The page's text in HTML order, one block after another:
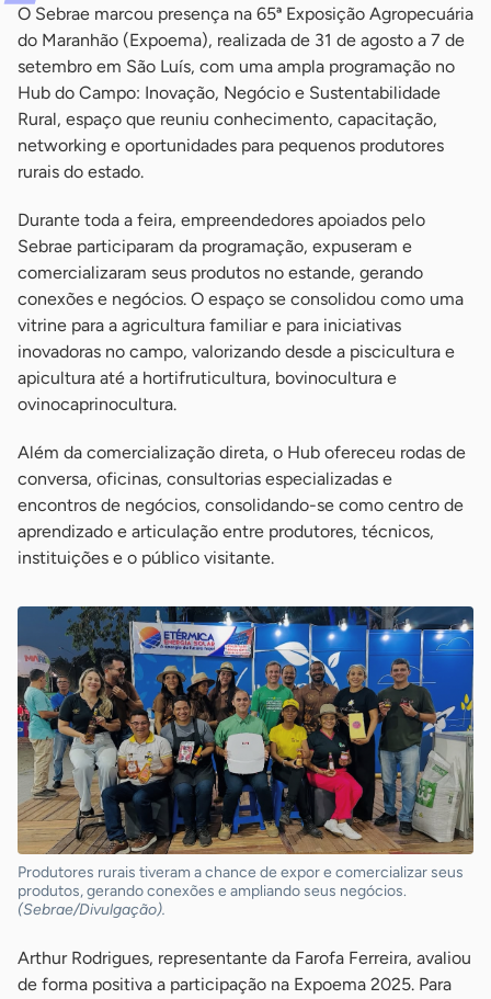
O Sebrae marcou presença na 65ª Exposição Agropecuária
do Maranhão (Expoema), realizada de 31 de agosto a 7 de
setembro em São Luís, com uma ampla programação no
Hub do Campo: Inovação, Negócio e Sustentabilidade
Rural, espaço que reuniu conhecimento, capacitação,
networking e oportunidades para pequenos produtores
rurais do estado.
Durante toda a feira, empreendedores apoiados pelo
Sebrae participaram da programação, expuseram e
comercializaram seus produtos no estande, gerando
conexões e negócios. O espaço se consolidou como uma
vitrine para a agricultura familiar e para iniciativas
inovadoras no campo, valorizando desde a piscicultura e
apicultura até a hortifruticultura, bovinocultura e
ovinocaprinocultura.
Além da comercialização direta, o Hub ofereceu rodas de
conversa, oficinas, consultorias especializadas e
encontros de negócios, consolidando-se como centro de
aprendizado e articulação entre produtores, técnicos,
instituições e o público visitante.
Produtores rurais tiveram a chance de expor e comercializar seus
produtos, gerando conexões e ampliando seus negócios.
(Sebrae/Divulgação).
Arthur Rodrigues, representante da Farofa Ferreira, avaliou
de forma positiva a participação na Expoema 2025. Para